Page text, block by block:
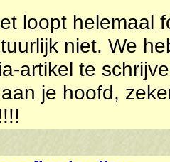
loopt helemaal
niet. We
artikel te
je hoofd,